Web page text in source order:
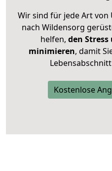
Wir sind für jede Art von
nach Wildensorg
helfen, den Stress
minimieren, damit
Kostenlose